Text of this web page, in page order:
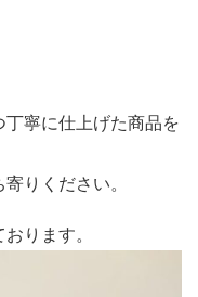
寧に仕上げた商品を
りください。
ります。